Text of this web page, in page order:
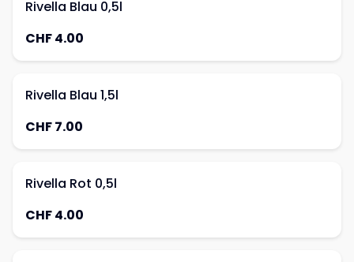
Rivella Blau 0,5l
CHF 4.00
Rivella Blau 1,5l
CHF 7.00
Rivella Rot 0,5l
CHF 4.00